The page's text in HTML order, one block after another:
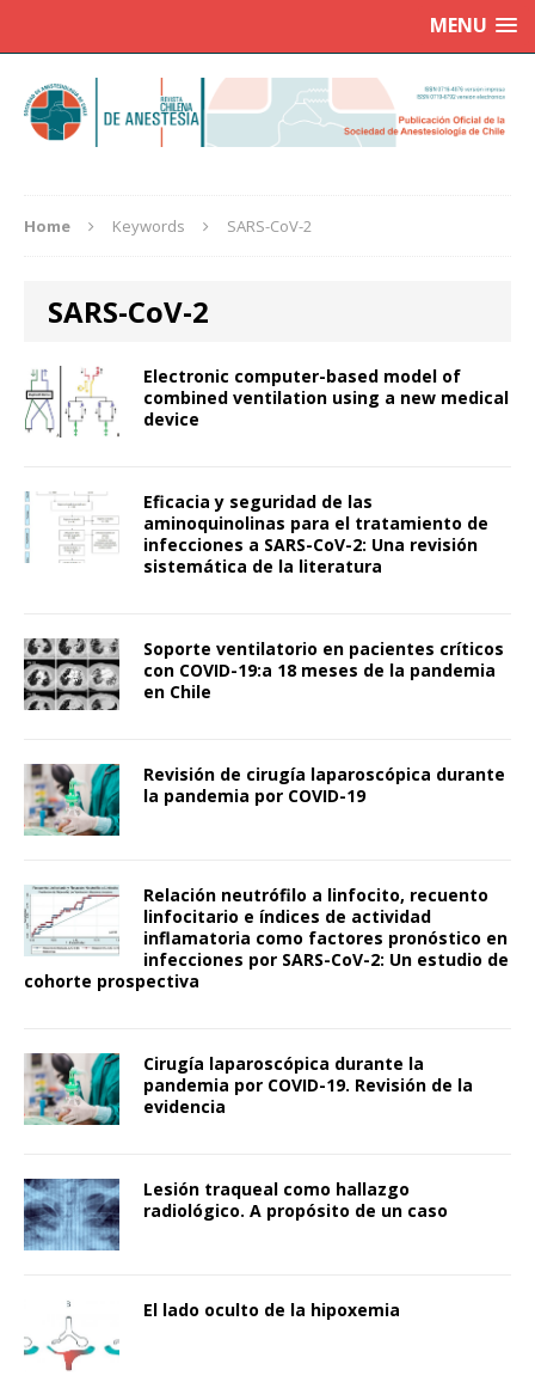
MENU
Home Keywords SARS-CoV-2
SARS-CoV-2
Electronic computer-based model of
combined ventilation using a new medical
device
Eficacia y seguridad de las
aminoquinolinas para el tratamiento de
infecciones a SARS-CoV-2: Una revisión
sistemática de la literatura
Soporte ventilatorio en pacientes críticos
con COVID-19:a 18 meses de la pandemia
en Chile
Revisión de cirugía laparoscópica durante
la pandemia por COVID-19
Relación neutrófilo a linfocito, recuento
linfocitario e índices de actividad
inflamatoria como factores pronóstico en
infecciones por SARS-CoV-2: Un estudio de
cohorte prospectiva
Cirugía laparoscópica durante la
pandemia por COVID-19. Revisión de la
evidencia
Lesión traqueal como hallazgo
radiológico. A propósito de un caso
El lado oculto de la hipoxemia